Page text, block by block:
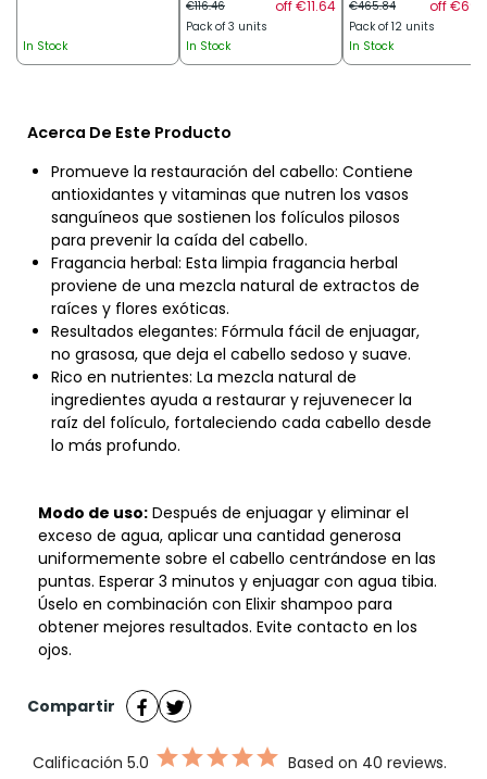
In Stock
€116.46
off €11.64
Pack of 3 units
In Stock
€465.84
off
Pack of 12 units
In Stock
Acerca De Este Producto
Promueve la restauración del cabello: Contiene
antioxidantes y vitaminas que nutren los vasos
sanguíneos que sostienen los folículos pilosos
para prevenir la caída del cabello.
Fragancia herbal: Esta limpia fragancia herbal
proviene de una mezcla natural de extractos de
raíces y flores exóticas.
Resultados elegantes: Fórmula fácil de enjuagar,
no grasosa, que deja el cabello sedoso y suave.
Rico en nutrientes: La mezcla natural de
ingredientes ayuda a restaurar y rejuvenecer la
raíz del folículo, fortaleciendo cada cabello desde
lo más profundo.
Modo de uso: Después de enjuagar y eliminar el
exceso de agua, aplicar una cantidad generosa
uniformemente sobre el cabello centrándose en las
puntas. Esperar 3 minutos y enjuagar con agua tibia.
Úselo en combinación con Elixir shampoo para
obtener mejores resultados. Evite contacto en los
ojos.
Compartir
Calificación 5.0 Based on 40 reviews.